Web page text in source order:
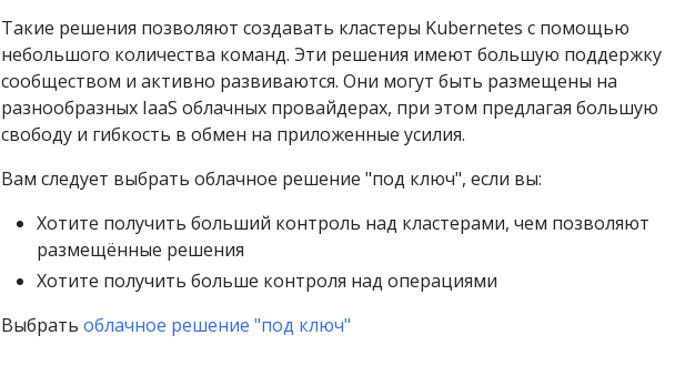
Такие решения позволяют создавать кластеры Kubernetes с помощью
небольшого количества команд. Эти решения имеют большую поддержку
сообществом и активно развиваются. Они могут быть размещены на
разнообразных IaaS облачных провайдерах, при этом предлагая большую
свободу и гибкость в обмен на приложенные усилия.
Вам следует выбрать облачное решение "под ключ", если вы:
Хотите получить больший контроль над кластерами, чем позволяют
размещённые решения
Хотите получить больше контроля над операциями
Выбрать облачное решение "под ключ"